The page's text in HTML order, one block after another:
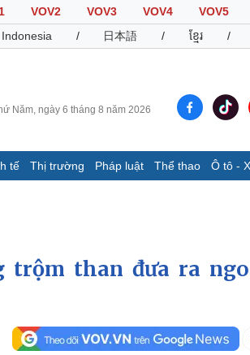
VOV2 VOV3 VOV4 VOV5
/ 日本語 / ខ្មែរ /
Năm, ngày 6 tháng 8 năm 2026
tế Thị trường Pháp luật Thể thao Ô tô -
Infographic
Thể thao
Ô tô - Xe
trộm than đưa ra